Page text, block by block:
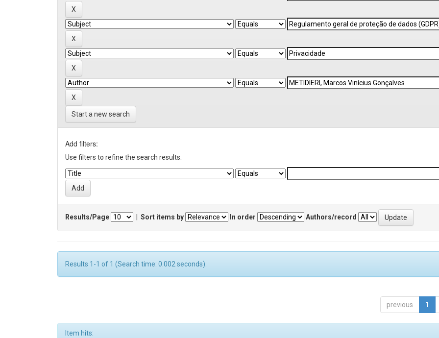
Start a new search
Add filters:
Use filters to refine the search results.
Results/Page Sort items by In order Authors/record
Results 1-1 of 1 (Search time: 0.002 seconds).
previous 1
Item hits: